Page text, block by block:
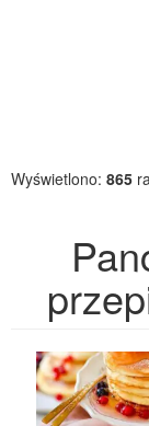
Wyświetlono: 865